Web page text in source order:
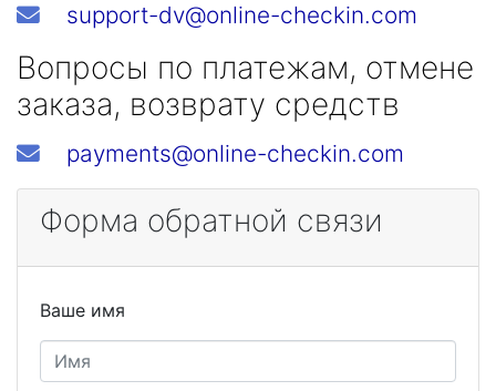
support-dv@online-checkin.com
Вопросы по платежам, отмене
заказа, возврату средств
payments@online-checkin.com
Форма обратной связи
Ваше имя